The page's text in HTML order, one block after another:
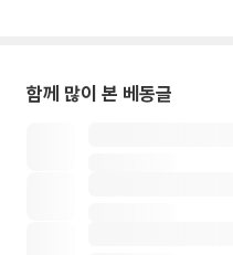
함께 많이 본 베동글